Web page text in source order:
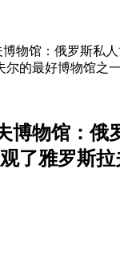
博物馆：俄罗斯私
尔的最好博物馆之一
博物馆：俄
了雅罗斯